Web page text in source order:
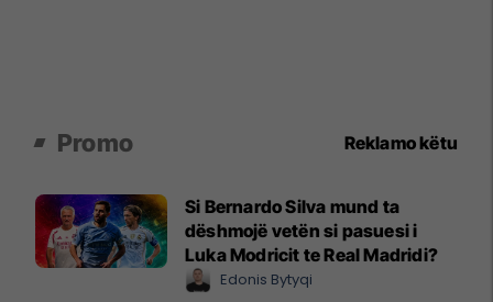
Promo Reklamo këtu
Si Bernardo Silva mund ta
dëshmojë vetën si pasuesi i
Luka Modricit te Real Madridi?
Edonis Bytyqi